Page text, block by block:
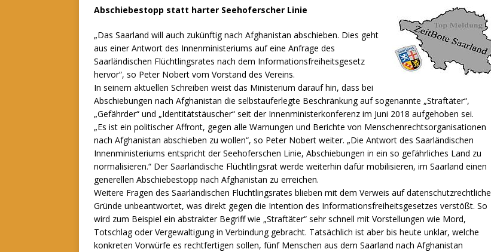
Abschiebestopp statt harter Seehoferscher Linie
„Das Saarland will auch zukünftig nach Afghanistan abschieben. Dies geht
aus einer Antwort des Innenministeriums auf eine Anfrage des
Saarländischen Flüchtlingsrates nach dem Informationsfreiheitsgesetz
hervor“, so Peter Nobert vom Vorstand des Vereins.
In seinem aktuellen Schreiben weist das Ministerium darauf hin, dass bei
Abschiebungen nach Afghanistan die selbstauferlegte Beschränkung auf sogenannte „Straftäter“,
„Gefährder“ und „Identitätstäuscher“ seit der Innenministerkonferenz im Juni 2018 aufgehoben sei.
„Es ist ein politischer Affront, gegen alle Warnungen und Berichte von Menschenrechtsorganisationen
nach Afghanistan abschieben zu wollen“, so Peter Nobert weiter. „Die Antwort des Saarländischen
Innenministeriums entspricht der Seehoferschen Linie, Abschiebungen in ein so gefährliches Land zu
normalisieren.“ Der Saarländische Flüchtlingsrat werde weiterhin dafür mobilisieren, im Saarland einen
generellen Abschiebestopp nach Afghanistan zu erreichen.
Weitere Fragen des Saarländischen Flüchtlingsrates blieben mit dem Verweis auf datenschutzrechtliche
Gründe unbeantwortet, was direkt gegen die Intention des Informationsfreiheitsgesetzes verstößt. So
wird zum Beispiel ein abstrakter Begriff wie „Straftäter“ sehr schnell mit Vorstellungen wie Mord,
Totschlag oder Vergewaltigung in Verbindung gebracht. Tatsächlich ist aber bis heute unklar, welche
konkreten Vorwürfe es rechtfertigen sollen, fünf Menschen aus dem Saarland nach Afghanistan